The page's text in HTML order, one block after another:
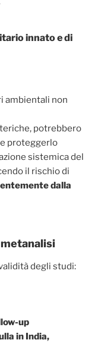
innato e di
ambientali non
potrebbero
e proteggerlo
sistemica del
il rischio di
dalla
degli studi:
up
in India,